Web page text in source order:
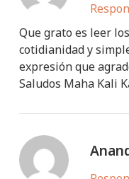
Que grato es leer
cotidianidad y
expresión que
Saludos Maha Kali